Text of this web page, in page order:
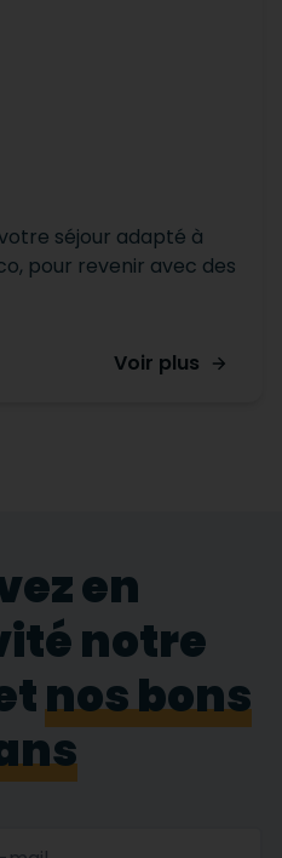
séjour adapté à
pour revenir avec des
Voir plus
en
notre
nos bons